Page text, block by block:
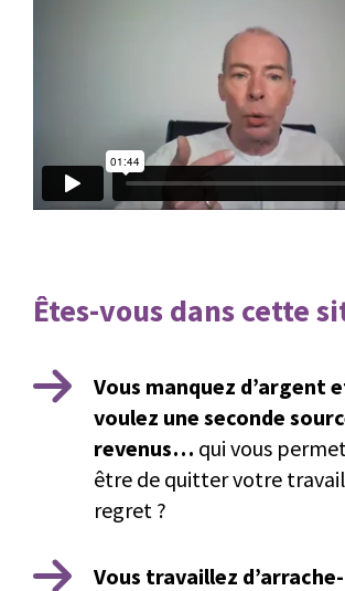
Êtes-vous dans cette
Vous manquez d’argent
voulez une seconde
revenus… qui vous
être de quitter votre
regret ?
Vous travaillez